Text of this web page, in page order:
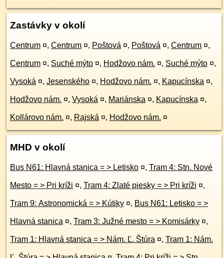
Zastávky v okolí
Centrum ¤, Centrum ¤, Poštová ¤, Poštová ¤, Centrum ¤,
Centrum ¤, Suché mýto ¤, Hodžovo nám. ¤, Suché mýto ¤,
Vysoká ¤, Jesenského ¤, Hodžovo nám. ¤, Kapucínska ¤,
Hodžovo nám. ¤, Vysoká ¤, Mariánska ¤, Kapucínska ¤,
Kollárovo nám. ¤, Rajská ¤, Hodžovo nám. ¤
MHD v okolí
Bus N61: Hlavná stanica = > Letisko ¤, Tram 4: Stn. Nové
Mesto = > Pri kríži ¤, Tram 4: Zlaté piesky = > Pri kríži ¤,
Tram 9: Astronomická = > Kútiky ¤, Bus N61: Letisko = >
Hlavná stanica ¤, Tram 3: Južné mesto = > Komisárky ¤,
Tram 1: Hlavná stanica = > Nám. Ľ. Štúra ¤, Tram 1: Nám.